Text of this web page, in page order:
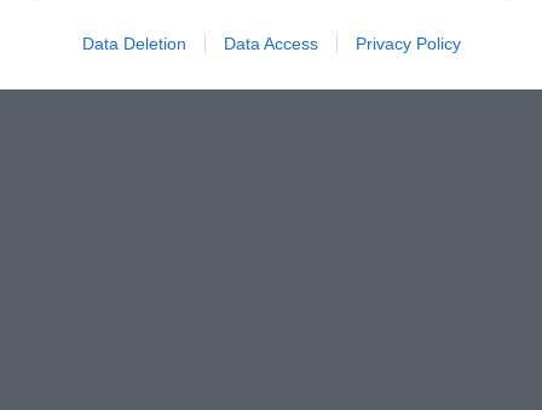
Data Deletion Data Access Privacy Policy